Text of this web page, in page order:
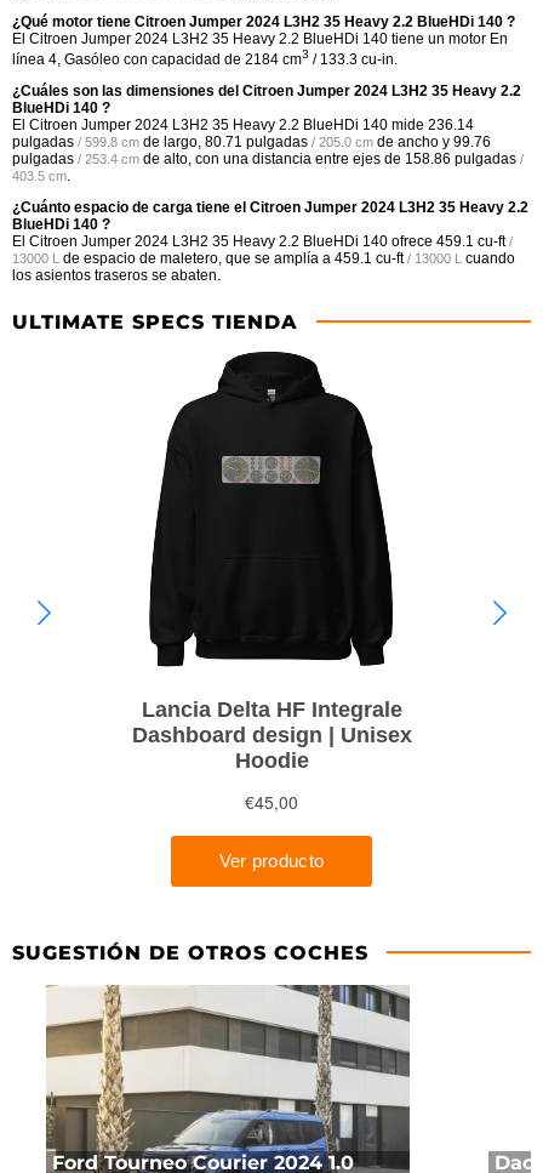
¿Qué motor tiene Citroen Jumper 2024 L3H2 35 Heavy 2.2 BlueHDi 140 ?
El Citroen Jumper 2024 L3H2 35 Heavy 2.2 BlueHDi 140 tiene un motor En
línea 4, Gasóleo con capacidad de 2184 cm3 / 133.3 cu-in.
¿Cuáles son las dimensiones del Citroen Jumper 2024 L3H2 35 Heavy 2.2
BlueHDi 140 ?
El Citroen Jumper 2024 L3H2 35 Heavy 2.2 BlueHDi 140 mide 236.14
pulgadas / 599.8 cm de largo, 80.71 pulgadas / 205.0 cm de ancho y 99.76
pulgadas / 253.4 cm de alto, con una distancia entre ejes de 158.86 pulgadas /
403.5 cm
¿Cuánto espacio de carga tiene el Citroen Jumper 2024 L3H2 35 Heavy 2.2
BlueHDi 140 ?
El Citroen Jumper 2024 L3H2 35 Heavy 2.2 BlueHDi 140 ofrece 459.1 cu-ft /
13000 L de espacio de maletero, que se amplía a 459.1 cu-ft / 13000 L cuando
los asientos traseros se abaten.
ULTIMATE SPECS TIENDA
SUGESTIÓN DE OTROS COCHES
Ford Tourneo Courier 2024 1.0